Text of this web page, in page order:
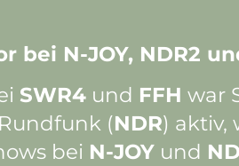
bei N-JOY, NDR2
SWR4 und FFH war
(NDR) aktiv,
bei N-JOY und